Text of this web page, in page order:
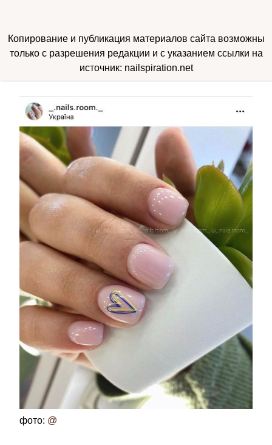
Копирование и публикация материалов сайта возможны
только с разрешения редакции и с указанием ссылки на
источник: nailspiration.net
фото: @